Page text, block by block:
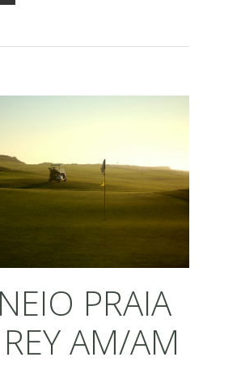
PRAIA
REY AM/AM